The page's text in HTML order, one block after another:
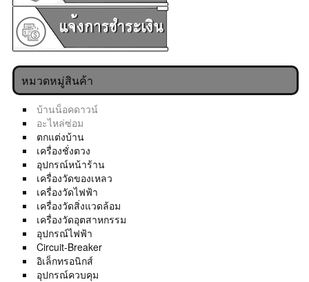
หมวดหมู่สินค้า
บ้านน็อคดาวน์
อะไหล่ซ่อม
ตกแต่งบ้าน
เครื่องชั่งตวง
อุปกรณ์หน้าร้าน
เครื่องวัดของเหลว
เครื่องวัดไฟฟ้า
เครื่องวัดสิ่งแวดล้อม
เครื่องวัดอุตสาหกรรม
อุปกรณ์ไฟฟ้า
Circuit-Breaker
อิเล็กทรอนิกส์
อุปกรณ์ควบคุม